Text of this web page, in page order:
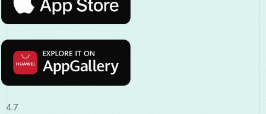
4.7